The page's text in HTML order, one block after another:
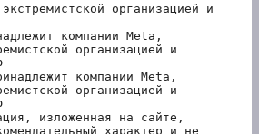
организацией и
компании Meta,
организацией и
компании Meta,
организацией и
изложенная на сайте,
характер и не